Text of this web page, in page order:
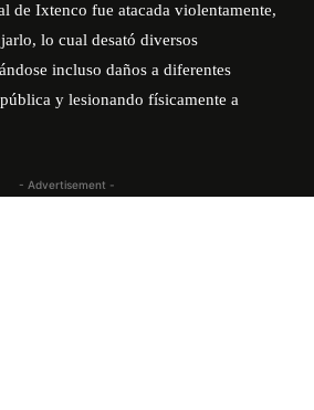
de Ixtenco fue atacada violentamente,
lo cual desató diversos
incluso daños a diferentes
y lesionando físicamente a
- Advertisement -